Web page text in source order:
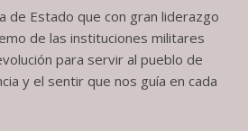
de Estado que con gran liderazgo
de las instituciones militares
para servir al pueblo de
y el sentir que nos guía en cada